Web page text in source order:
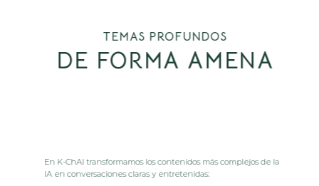
TEMAS PROFUNDOS
DE FORMA AMENA
En K-ChAI transformamos los contenidos más complejos de la
IA en conversaciones claras y entretenidas: